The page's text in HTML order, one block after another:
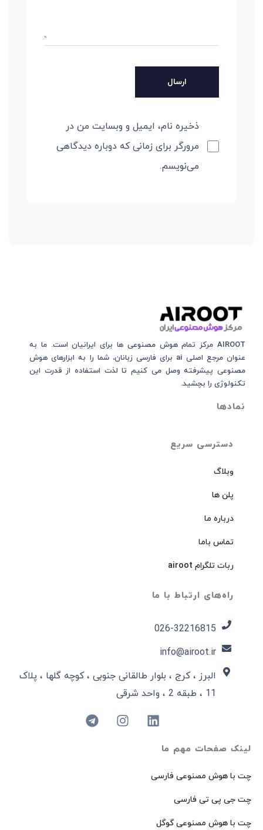
ذخیره نام، ایمیل و وبسایت من در
مرورگر برای زمانی که دوباره دیدگاهی
می‌نویسم.
لینک صفحات مهم ما
چت با هوش مصنوعی فارسی
چت جی پی تی فارسی
چت با هوش مصنوعی گوگل
دسترسی سریع
وبلاگ
پلن ها
درباره ما
تماس باما
ربات تلگرام airoot
راه‌های ارتباط با ما
026-32216815​
info@airoot.ir
البرز ، کرج ، بلوار طالقانی جنوبی ، کوچه گلها ، پلاک
11 ، طبقه 2 ، واحد شرقی
AIROOT مرکز تمام هوش مصنوعی‌‌‌ ها برای ایرانیان است. ما به
عنوان مرجع اصلی ai برای فارسی زبانان، شما را به ابزارهای هوش
مصنوعی پیشرفته وصل می کنیم تا لذت استفاده از قدرت این
تکنولوژی را بچشید.
نمادها